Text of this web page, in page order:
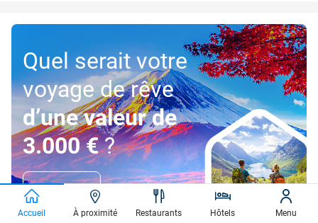
Quel serait votre
voyage de rêve
d’une valeur de
3.000 €?
Participez!
Accueil À proximité Restaurants Hôtels Menu